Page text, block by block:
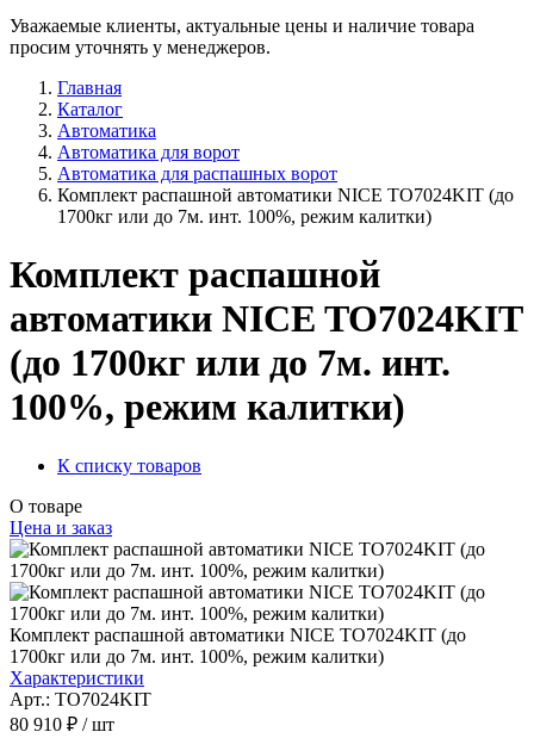
Уважаемые клиенты, актуальные цены и наличие товара
просим уточнять у менеджеров.
Главная
Каталог
Автоматика
Автоматика для ворот
Автоматика для распашных ворот
Комплект распашной автоматики NICE TO7024KIT (до
1700кг или до 7м. инт. 100%, режим калитки)
Комплект распашной
автоматики NICE TO7024KIT
(до 1700кг или до 7м. инт.
100%, режим калитки)
К списку товаров
О товаре
Цена и заказ
Комплект распашной автоматики NICE TO7024KIT (до
1700кг или до 7м. инт. 100%, режим калитки)
Характеристики
Арт.: TO7024KIT
80 910 ₽ / шт